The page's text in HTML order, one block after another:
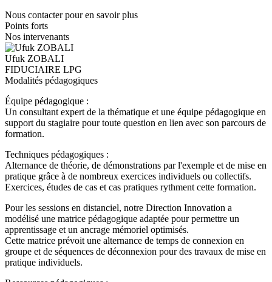
Nous contacter pour en savoir plus
Points forts
Nos intervenants
Ufuk ZOBALI
FIDUCIAIRE LPG
Modalités pédagogiques
Équipe pédagogique :
Un consultant expert de la thématique et une équipe pédagogique en
support du stagiaire pour toute question en lien avec son parcours de
formation.
Techniques pédagogiques :
Alternance de théorie, de démonstrations par l'exemple et de mise en
pratique grâce à de nombreux exercices individuels ou collectifs.
Exercices, études de cas et cas pratiques rythment cette formation.
Pour les sessions en distanciel, notre Direction Innovation a
modélisé une matrice pédagogique adaptée pour permettre un
apprentissage et un ancrage mémoriel optimisés.
Cette matrice prévoit une alternance de temps de connexion en
groupe et de séquences de déconnexion pour des travaux de mise en
pratique individuels.